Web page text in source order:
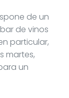
de un
de vinos
particular,
martes,
un